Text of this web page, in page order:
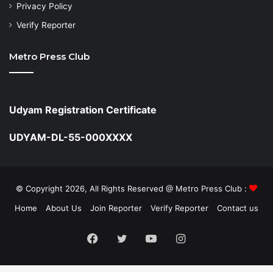
Privacy Policy
Verify Reporter
Metro Press Club
Udyam Registration Certificate
UDYAM-DL-55-000XXXX
© Copyright 2026, All Rights Reserved @ Metro Press Club :
Home
About Us Join Reporter Verify Reporter Contact us
Facebook
TwitterYouTubeInstagram